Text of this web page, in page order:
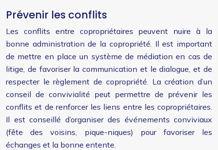
Prévenir les conflits
Les conflits entre copropriétaires peuvent nuire à la
bonne administration de la copropriété. Il est important
de mettre en place un système de médiation en cas de
litige, de favoriser la communication et le dialogue, et de
respecter le règlement de copropriété. La création d’un
conseil de convivialité peut permettre de prévenir les
conflits et de renforcer les liens entre les copropriétaires.
Il est conseillé d’organiser des événements conviviaux
(fête des voisins, pique-niques) pour favoriser les
échanges et la bonne entente.